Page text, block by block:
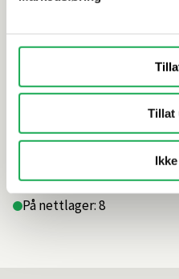
Tillat
På nettlager: 8